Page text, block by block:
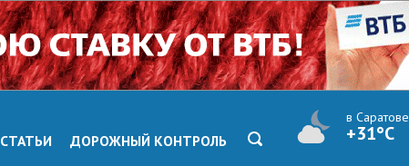
СТАТЬИ ДОРОЖНЫЙ КОНТРОЛЬ
в Саратове
+31°C